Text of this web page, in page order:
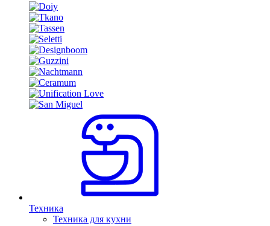
Техника
Техника для кухни